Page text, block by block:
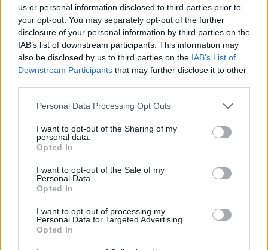
us or personal information disclosed to third parties prior to
your opt-out. You may separately opt-out of the further
disclosure of your personal information by third parties on the
IAB’s list of downstream participants. This information may
also be disclosed by us to third parties on the IAB’s List of
Downstream Participants that may further disclose it to other
Please note that this website/app uses one or more Google
not limited to your visit or usage behaviour. You may click to
grant or deny consent to Google and its third-party tags to
use your data for below specified purposes in below Google
consent section.
Personal Data Processing Opt Outs
I want to opt-out of the Sharing of my
personal data.
Opted In
I want to opt-out of the Sale of my
Personal Data.
Opted In
I want to opt-out of processing my
Personal Data for Targeted Advertising.
Opted In